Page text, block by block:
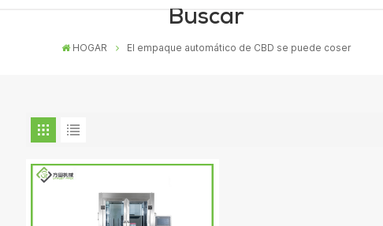
Buscar
HOGAR El empaque automático de CBD se puede coser